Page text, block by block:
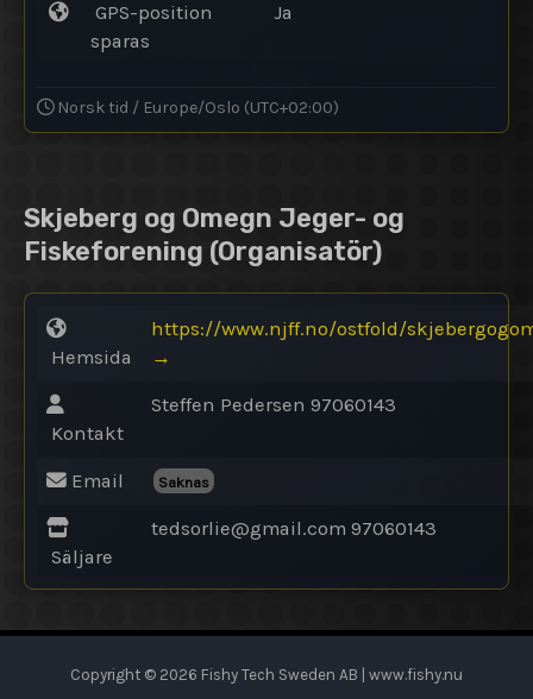
GPS-position
sparas
Ja
Norsk tid / Europe/Oslo (UTC+02:00)
Skjeberg og Omegn Jeger- og
Fiskeforening (Organisatör)
Hemsida
https://www.njff.no/ostfold/
→
Kontakt
Steffen Pedersen 97060143
Email Saknas
Säljare
tedsorlie@gmail.com 97060143
Copyright © 2026 Fishy Tech Sweden AB | www.fishy.nu